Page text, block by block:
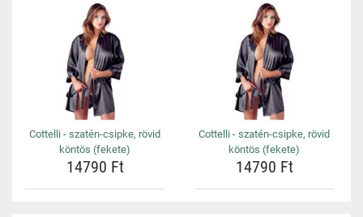
Cottelli - szatén-csipke, rövid
köntös (fekete)
14790 Ft
Cottelli - szatén-csipke, rövid
köntös (fekete)
14790 Ft